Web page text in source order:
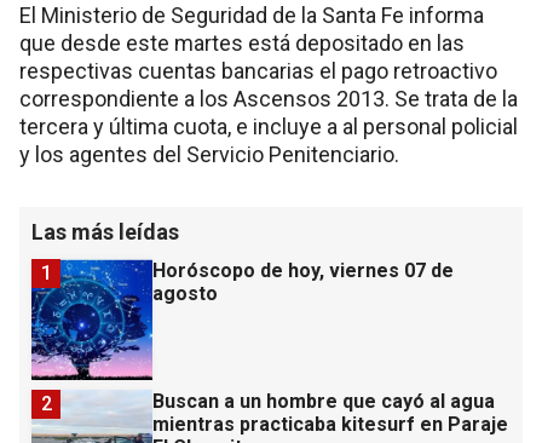
El Ministerio de Seguridad de la Santa Fe informa
que desde este martes está depositado en las
respectivas cuentas bancarias el pago retroactivo
correspondiente a los Ascensos 2013. Se trata de la
tercera y última cuota, e incluye a al personal policial
y los agentes del Servicio Penitenciario.
Las más leídas
Horóscopo de hoy, viernes 07 de
agosto
1
Buscan a un hombre que cayó al agua
mientras practicaba kitesurf en Paraje
2